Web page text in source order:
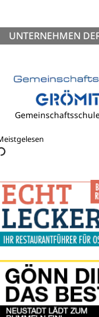
UNTERNEHMEN
Mien Backstuuv